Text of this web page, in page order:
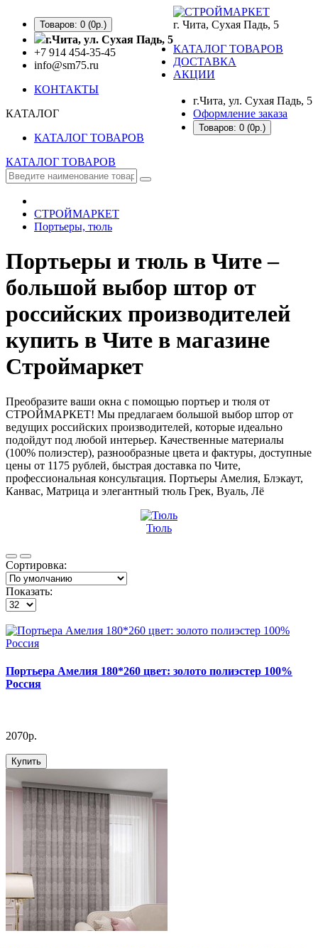
Товаров: 0 (0р.)
г.Чита, ул. Сухая Падь, 5
+7 914 454-35-45
info@sm75.ru
г.Чита, ул. Сухая Падь, 5
Оформление заказа
Товаров: 0 (0р.)
г. Чита, Сухая Падь, 5
КАТАЛОГ ТОВАРОВ
ДОСТАВКА
АКЦИИ
КОНТАКТЫ
КАТАЛОГ
КАТАЛОГ ТОВАРОВ
КАТАЛОГ ТОВАРОВ
СТРОЙМАРКЕТ
Портьеры, тюль
Портьеры и тюль в Чите –
большой выбор штор от
российских производителей
купить в Чите в магазине
Строймаркет
Преобразите ваши окна с помощью портьер и тюля от
СТРОЙМАРКЕТ! Мы предлагаем большой выбор штор от
ведущих российских производителей, которые идеально
подойдут под любой интерьер. Качественные материалы
(100% полиэстер), разнообразные цвета и фактуры, доступные
цены от 1175 рублей, быстрая доставка по Чите,
профессиональная консультация. Портьеры Амелия, Блэкаут,
Канвас, Матрица и элегантный тюль Грек, Вуаль, Лё
Тюль
Сортировка:
Показать:
Портьера Амелия 180*260 цвет: золото полиэстер 100%
Россия
2070р.
Купить